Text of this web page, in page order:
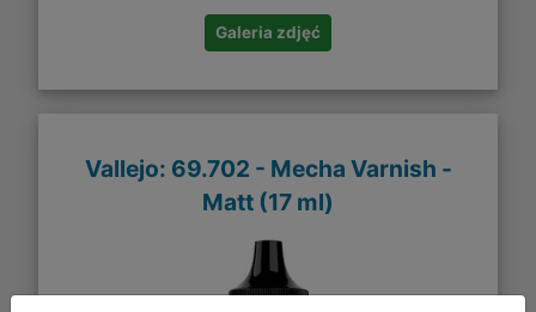
Galeria zdjęć
Vallejo: 69.702 - Mecha Varnish -
Matt (17 ml)